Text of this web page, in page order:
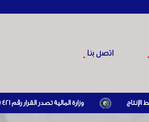
اتصل بنا
وزارة المالية تصدر القرار رقم 421 تاريخ 24/3/2026 المتضمن الزام المستوردين بإبراز براءة ذمة مالية سارية صادرة عن الهيئة العامة للضرائب والرسوم أو مديرياتها عند القيام بعمليات الاستيراد